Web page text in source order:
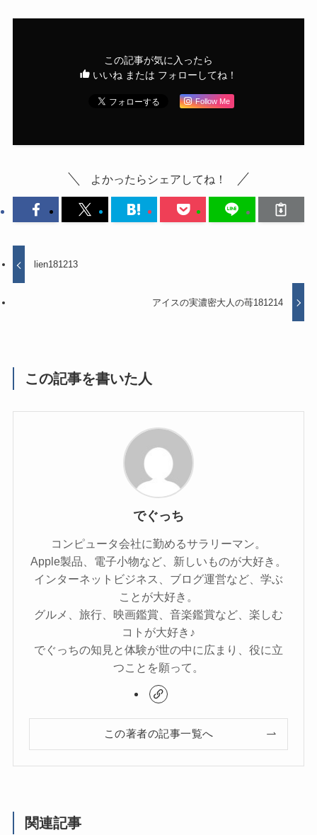
この記事が気に入ったら
いいね または フォローしてね！
Follow Me
よかったらシェアしてね！
lien181213
アイスの実濃密大人の苺181214
この記事を書いた人
でぐっち
コンピュータ会社に勤めるサラリーマン。
Apple製品、電子小物など、新しいものが大好き。
インターネットビジネス、ブログ運営など、学ぶ
ことが大好き。
グルメ、旅行、映画鑑賞、音楽鑑賞など、楽しむ
コトが大好き♪
でぐっちの知見と体験が世の中に広まり、役に立
つことを願って。
この著者の記事一覧へ
関連記事